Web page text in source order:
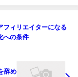
フィリエイターになる
への条件
辞め